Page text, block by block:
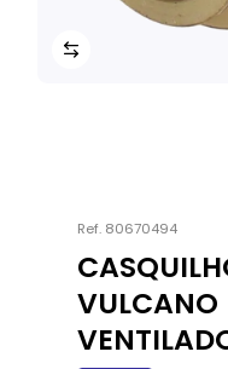
Ref. 80670494
VULCANO